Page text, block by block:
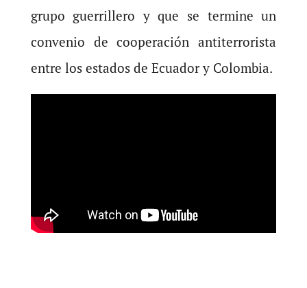
grupo guerrillero y que se termine un
convenio de cooperación antiterrorista
entre los estados de Ecuador y Colombia.